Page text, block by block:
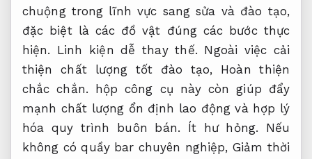
chuộng trong lĩnh vực sang sửa và đào tạo,
đặc biệt là các đồ vật đúng các bước thực
hiện. Linh kiện dễ thay thế. Ngoài việc cải
thiện chất lượng tốt đào tạo, Hoàn thiện
chắc chắn. hộp công cụ này còn giúp đẩy
mạnh chất lượng ổn định lao động và hợp lý
hóa quy trình buôn bán. Ít hư hỏng. Nếu
không có quầy bar chuyên nghiệp, Giảm thời